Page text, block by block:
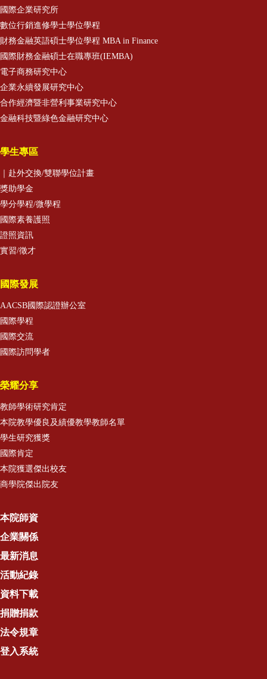
國際企業研究所
數位行銷進修學士學位學程
財務金融英語碩士學位學程 MBA in Finance
國際財務金融碩士在職專班(IEMBA)
電子商務研究中心
企業永續發展研究中心
合作經濟暨非營利事業研究中心
金融科技暨綠色金融研究中心
學生專區
｜赴外交換/雙聯學位計畫
獎助學金
學分學程/微學程
國際素養護照
證照資訊
實習/徵才
國際發展
AACSB國際認證辦公室
國際學程
國際交流
國際訪問學者
榮耀分享
教師學術研究肯定
本院教學優良及績優教學教師名單
學生研究獲獎
國際肯定
本院獲選傑出校友
商學院傑出院友
本院師資
企業關係
最新消息
活動紀錄
資料下載
捐贈捐款
法令規章
登入系統